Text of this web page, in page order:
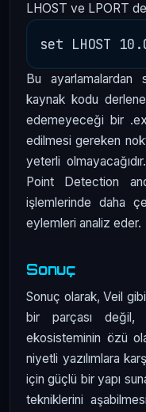
LHOST ve LPORT
Bu
kaynak kodu
edemeyeceği bir
edilmesi gereken
yeterli
Point Detection
işlemlerinde daha
eylemleri analiz eder.
Sonuç
Sonuç olarak, Veil
bir parçası değil,
ekosisteminin özü
niyetli yazılımlara
için güçlü bir yapı
tekniklerini